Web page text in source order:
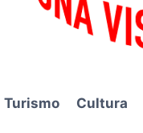
Turismo Cultura